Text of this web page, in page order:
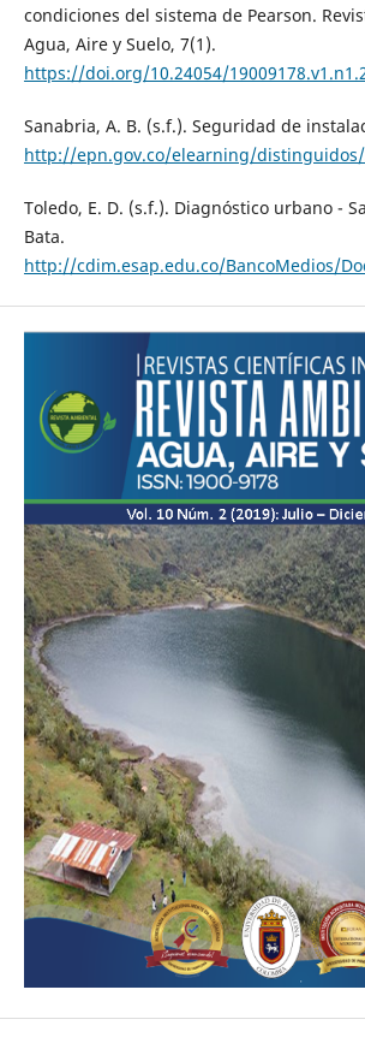
condiciones del sistema de Pearson.
Agua, Aire y Suelo, 7(1).
https://doi.org/10.24054/
Sanabria, A. B. (s.f.). Seguridad de
http://epn.gov.co/elearning/distinguidos/
Toledo, E. D. (s.f.). Diagnóstico urbano -
Bata.
http://cdim.esap.edu.co/BancoMedios/